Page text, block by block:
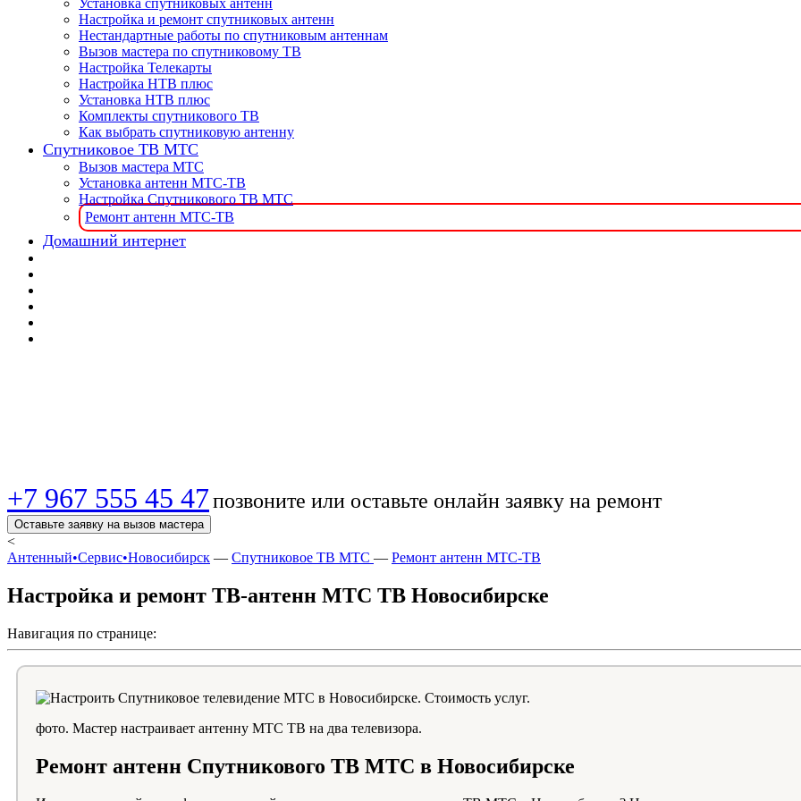
Установка спутниковых антенн
Настройка и ремонт спутниковых антенн
Нестандартные работы по спутниковым антеннам
Вызов мастера по спутниковому ТВ
Настройка Телекарты
Настройка НТВ плюс
Установка НТВ плюс
Комплекты спутникового ТВ
Как выбрать спутниковую антенну
Спутниковое ТВ МТС
Вызов мастера МТС
Установка антенн МТС-ТВ
Настройка Спутникового ТВ МТС
Ремонт антенн МТС-ТВ
Домашний интернет
+7 967 555 45 47позвоните или оставьте онлайн заявку на ремонт
Оставьте заявку на вызов мастера
<
Антенный•Сервис•Новосибирск — Спутниковое ТВ МТС — Ремонт антенн МТС-ТВ
Настройка и ремонт ТВ-антенн МТС ТВ Новосибирске
Навигация по странице:
фото. Мастер настраивает антенну МТС ТВ на два телевизора.
Ремонт антенн Спутникового ТВ МТС в Новосибирске